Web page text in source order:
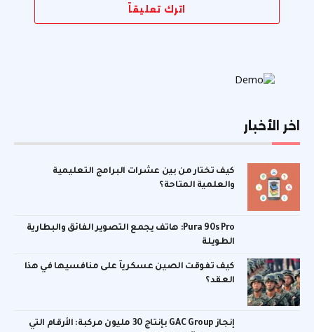
اترك تعليقاً
اخر الأخبار
كيف تختار من بين عشرات البرامج التعليمية
والعلمية المتاحة؟
Pura 90s Pro: هاتف يجمع التصوير الفائق والبطارية
الطويلة
كيف تفوقت الصين عسكرياً على منافسيها في هذا
العقد؟
إنجاز GAC Group بإنتاج 30 مليون مركبة: الأرقام التي